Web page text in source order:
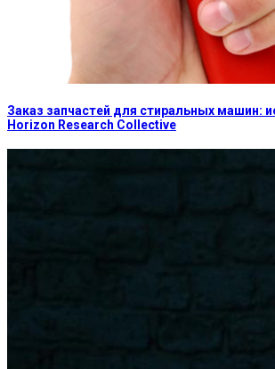
Заказ запчастей для стиральных машин:
Horizon Research Collective